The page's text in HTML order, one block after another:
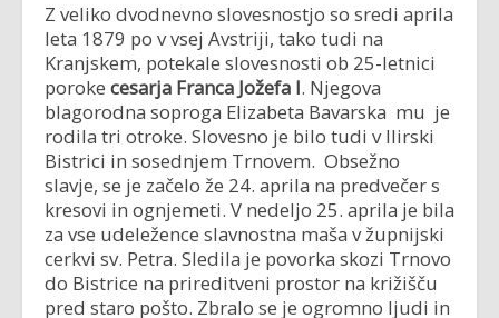
Z veliko dvodnevno slovesnostjo so sredi aprila
leta 1879 po v vsej Avstriji, tako tudi na
Kranjskem, potekale slovesnosti ob 25-letnici
poroke cesarja Franca Jožefa I. Njegova
blagorodna soproga Elizabeta Bavarska mu je
rodila tri otroke. Slovesno je bilo tudi v Ilirski
Bistrici in sosednjem Trnovem. Obsežno
slavje, se je začelo že 24. aprila na predvečer s
kresovi in ognjemeti. V nedeljo 25. aprila je bila
za vse udeležence slavnostna maša v župnijski
cerkvi sv. Petra. Sledila je povorka skozi Trnovo
do Bistrice na prireditveni prostor na križišču
pred staro pošto. Zbralo se je ogromno ljudi in